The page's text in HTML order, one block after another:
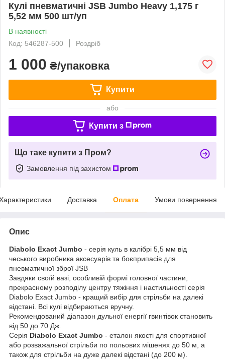
Кулі пневматичні JSB Jumbo Heavy 1,175 г
5,52 мм 500 шт/уп
В наявності
Код: 546287-500
Роздріб
1 000 ₴/упаковка
Купити
або
Купити з
Що таке купити з Пром?
Замовлення під захистом
Доставка Оплата Умови повернення
Опис
Diabolo Exact Jumbo - серія куль в калібрі 5,5 мм від
чеського виробника аксесуарів та боєприпасів для
пневматичної зброї JSB
Завдяки своїй вазі, особливій формі головної частини,
прекрасному розподілу центру тяжіння і настильності серія
Diabolo Exact Jumbo - кращий вибір для стрільби на далекі
відстані. Всі кулі відбираються вручну.
Рекомендований діапазон дульної енергії гвинтівок становить
від 50 до 70 Дж.
Серія Diabolo Exact Jumbo - еталон якості для спортивної
або розважальної стрільби по польових мішенях до 50 м, а
також для стрільби на дуже далекі відстані (до 200 м).